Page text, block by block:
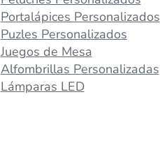
Portalápices Personalizados
Puzles Personalizados
Juegos de Mesa
Alfombrillas Personalizadas
Lámparas LED